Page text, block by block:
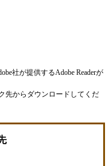
社が提供するAdobe Readerが
先からダウンロードしてくだ